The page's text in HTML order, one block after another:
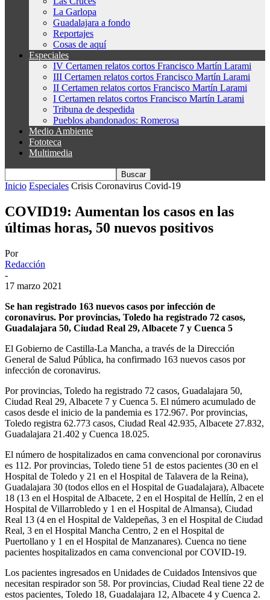
La Garlopa
Guadalajara a fondo
Reportajes
Cosas de aquí
Especiales
IV Certamen relatos cortos Francisco Martín Larami
III Certamen relatos cortos Francisco Martín Larami
II Certamen relatos cortos Francisco Martín Larami
I Certamen relatos cortos Francisco Martín Larami
Tribuna de despedida
Pueblos abandonados: Romerosa
Medio Ambiente
Fototeca
Multimedia
Inicio Especiales Crisis Coronavirus Covid-19
COVID19: Aumentan los casos en las
últimas horas, 50 nuevos positivos
Por
Redacción
-
17 marzo 2021
Se han registrado 163 nuevos casos por infección de
coronavirus. Por provincias, Toledo ha registrado 72 casos,
Guadalajara 50, Ciudad Real 29, Albacete 7 y Cuenca 5
El Gobierno de Castilla-La Mancha, a través de la Dirección
General de Salud Pública, ha confirmado 163 nuevos casos por
infección de coronavirus.
Por provincias, Toledo ha registrado 72 casos, Guadalajara 50,
Ciudad Real 29, Albacete 7 y Cuenca 5. El número acumulado de
casos desde el inicio de la pandemia es 172.967. Por provincias,
Toledo registra 62.773 casos, Ciudad Real 42.935, Albacete 27.832,
Guadalajara 21.402 y Cuenca 18.025.
El número de hospitalizados en cama convencional por coronavirus
es 112. Por provincias, Toledo tiene 51 de estos pacientes (30 en el
Hospital de Toledo y 21 en el Hospital de Talavera de la Reina),
Guadalajara 30 (todos ellos en el Hospital de Guadalajara), Albacete
18 (13 en el Hospital de Albacete, 2 en el Hospital de Hellín, 2 en el
Hospital de Villarrobledo y 1 en el Hospital de Almansa), Ciudad
Real 13 (4 en el Hospital de Valdepeñas, 3 en el Hospital de Ciudad
Real, 3 en el Hospital Mancha Centro, 2 en el Hospital de
Puertollano y 1 en el Hospital de Manzanares). Cuenca no tiene
pacientes hospitalizados en cama convencional por COVID-19.
Los pacientes ingresados en Unidades de Cuidados Intensivos que
necesitan respirador son 58. Por provincias, Ciudad Real tiene 22 de
estos pacientes, Toledo 18, Guadalajara 12, Albacete 4 y Cuenca 2.